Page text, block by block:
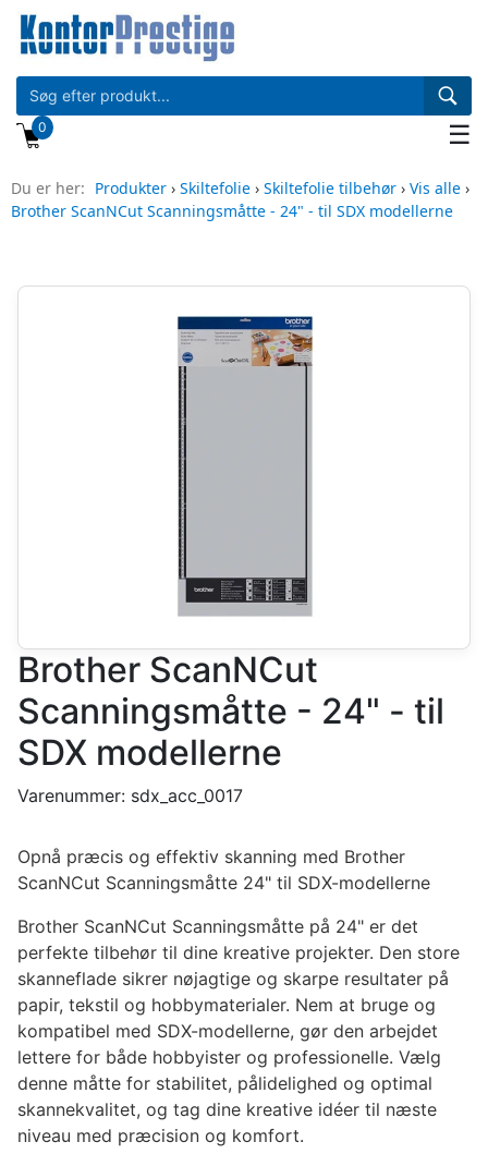
0 ☰
Du er her: Produkter › Skiltefolie › Skiltefolie tilbehør › Vis alle ›
Brother ScanNCut Scanningsmåtte - 24" - til SDX modellerne
Brother ScanNCut
Scanningsmåtte - 24" - til
SDX modellerne
Varenummer: sdx_acc_0017
Opnå præcis og effektiv skanning med Brother
ScanNCut Scanningsmåtte 24" til SDX-modellerne
Brother ScanNCut Scanningsmåtte på 24" er det
perfekte tilbehør til dine kreative projekter. Den store
skanneflade sikrer nøjagtige og skarpe resultater på
papir, tekstil og hobbymaterialer. Nem at bruge og
kompatibel med SDX-modellerne, gør den arbejdet
lettere for både hobbyister og professionelle. Vælg
denne måtte for stabilitet, pålidelighed og optimal
skannekvalitet, og tag dine kreative idéer til næste
niveau med præcision og komfort.